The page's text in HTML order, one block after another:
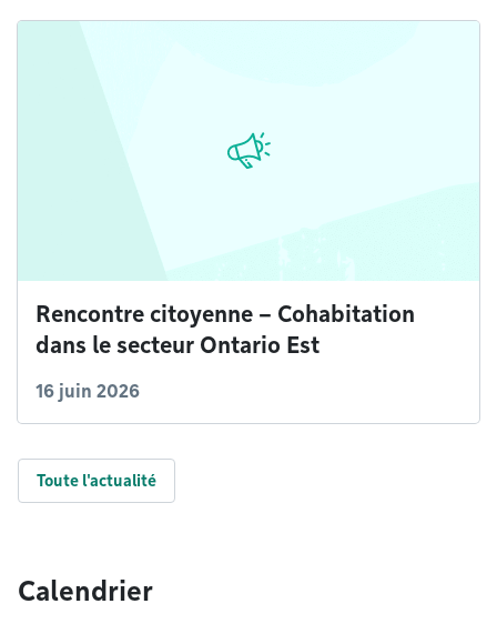
Rencontre citoyenne – Cohabitation
dans le secteur Ontario Est
16 juin 2026
Toute l'actualité
Calendrier